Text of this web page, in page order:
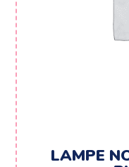
LAMPE